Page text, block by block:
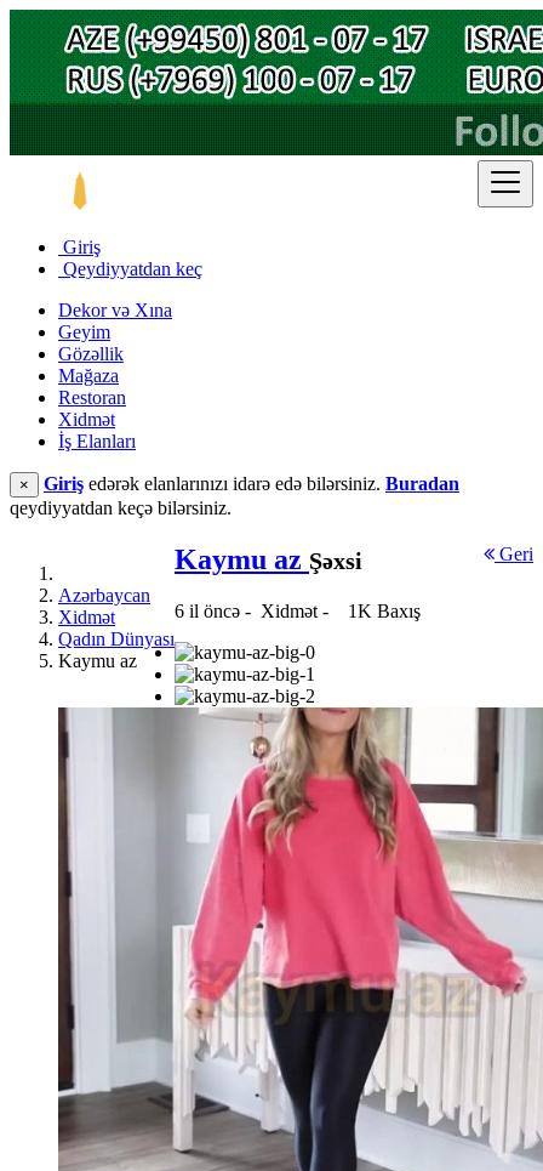
Giriş
Qeydiyyatdan keç
Dekor və Xına
Geyim
Gözəllik
Mağaza
Restoran
Xidmət
İş Elanları
× Giriş edərək elanlarınızı idarə edə bilərsiniz. Buradan
qeydiyyatdan keçə bilərsiniz.
Azərbaycan
Xidmət
Qadın Dünyası
Kaymu az
Geri
Kaymu az Şəxsi
6 il öncə - Xidmət - 1K Baxış